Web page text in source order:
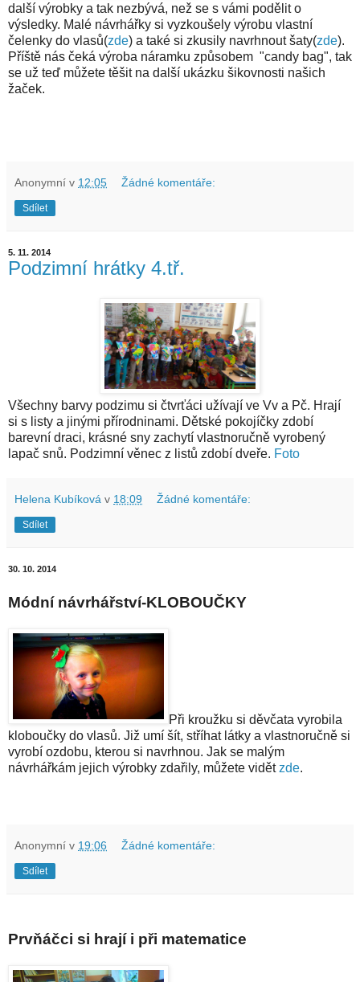
další výrobky a tak nezbývá, než se s vámi podělit o
výsledky. Malé návrhářky si vyzkoušely výrobu vlastní
čelenky do vlasů(zde) a také si zkusily navrhnout šaty(zde).
Příště nás čeká výroba náramku způsobem "candy bag", tak
se už teď můžete těšit na další ukázku šikovnosti našich
žaček.
Anonymní v 12:05 Žádné komentáře:
Sdílet
5. 11. 2014
Podzimní hrátky 4.tř.
Všechny barvy podzimu si čtvrťáci užívají ve Vv a Pč. Hrají
si s listy a jinými přírodninami. Dětské pokojíčky zdobí
barevní draci, krásné sny zachytí vlastnoručně vyrobený
lapač snů. Podzimní věnec z listů zdobí dveře. Foto
Helena Kubíková v 18:09 Žádné komentáře:
Sdílet
30. 10. 2014
Módní návrhářství-KLOBOUČKY
Při kroužku si děvčata vyrobila
kloboučky do vlasů. Již umí šít, stříhat látky a vlastnoručně si
vyrobí ozdobu, kterou si navrhnou. Jak se malým
návrhářkám jejich výrobky zdařily, můžete vidětzde.
Anonymní v 19:06 Žádné komentáře:
Sdílet
Prvňáčci si hrají i při matematice